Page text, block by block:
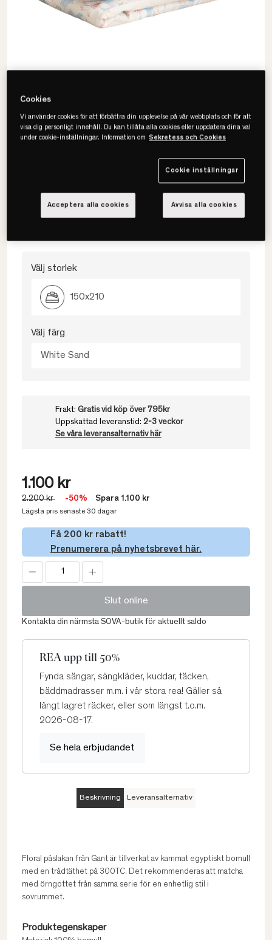
• 100% bomull
Välj storlek
150x210
Välj färg
White Sand
Frakt: Gratis vid köp över 795kr
Uppskattad leveranstid: 2-3 veckor
Se våra leveransalternativ här
1.100 kr
2.200 kr -50% Spara 1.100 kr
Lägsta pris senaste 30 dagar
Få 200 kr rabatt!
Prenumerera på nyhetsbrevet här.
Slut online
Kontakta din närmsta SOVA-butik för aktuellt saldo
REA upp till 50%
Fynda sängar, sängkläder, kuddar, täcken,
bäddmadrasser m.m. i vår stora rea! Gäller så
långt lagret räcker, eller som längst t.o.m.
2026-08-17.
Se hela erbjudandet
Beskrivning Leveransalternativ
Floral påslakan från Gant är tillverkat av kammat egyptiskt bomull
med en trådtäthet på 300TC. Det rekommenderas att matcha
med örngottet från samma serie för en enhetlig stil i
sovrummet.
Produktegenskaper
Cookies
Vi använder cookies för att förbättra din upplevelse på vår webbplats och för att
visa dig personligt innehåll. Du kan tillåta alla cookies eller uppdatera dina val
under cookie-inställningar. Information om Sekretess och Cookies
Cookie inställningar
Avvisa alla cookies
Acceptera alla cookies